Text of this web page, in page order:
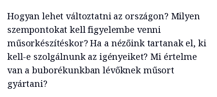
Hogyan lehet változtatni az országon? Milyen
szempontokat kell figyelembe venni
műsorkészítéskor? Ha a nézőink tartanak el, ki
kell-e szolgálnunk az igényeiket? Mi értelme
van a buborékunkban lévőknek műsort
gyártani?